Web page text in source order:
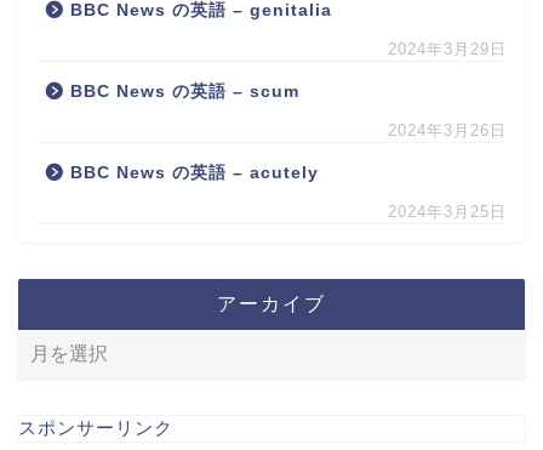
BBC News の英語 – genitalia
2024年3月29日
BBC News の英語 – scum
2024年3月26日
BBC News の英語 – acutely
2024年3月25日
アーカイブ
スポンサーリンク